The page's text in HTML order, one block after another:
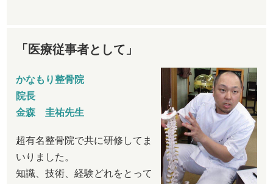
「医療従事者として」
かなもり整骨院
院長
金森 圭祐先生
超有名整骨院で共に研修してま
いりました。
知識、技術、経験どれをとって